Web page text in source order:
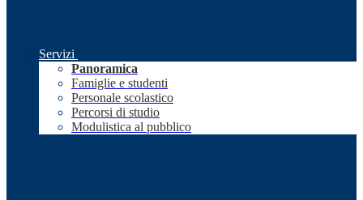
Servizi
Panoramica
Famiglie e studenti
Personale scolastico
Percorsi di studio
Modulistica al pubblico